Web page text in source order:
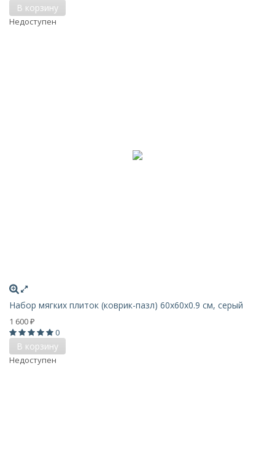
В корзину
Недоступен
Набор мягких плиток (коврик-пазл) 60х60x0.9 см, серый
1 600 ₽
0
В корзину
Недоступен